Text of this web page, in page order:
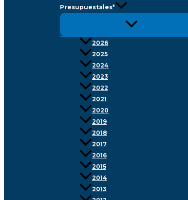
Presupuestales*
2026
2025
2024
2023
2022
2021
2020
2019
2018
2017
2016
2015
2014
2013